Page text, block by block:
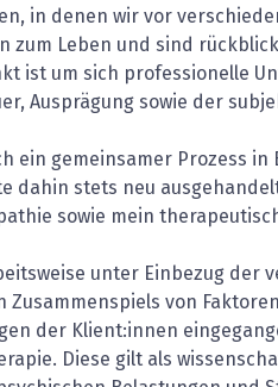
in denen wir vor
zum Leben und sind
ist um sich professionelle
Ausprägung sowie der
ein gemeinsamer Prozess in
dahin stets neu
sowie mein
unter Einbezug der
Zusammenspiels von
der Klient:innen
Diese gilt als